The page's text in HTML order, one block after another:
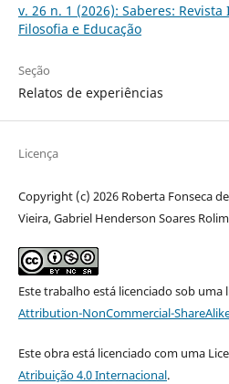
v. 26 n. 1 (2026): Saberes:
Filosofia e Educação
Seção
Relatos de experiências
Licença
Copyright (c) 2026 Roberta Fonseca
Vieira, Gabriel Henderson Soares Rolim
Este trabalho está licenciado sob uma
Attribution-NonCommercial-
Este obra está licenciado com uma
Atribuição 4.0 Internacional.